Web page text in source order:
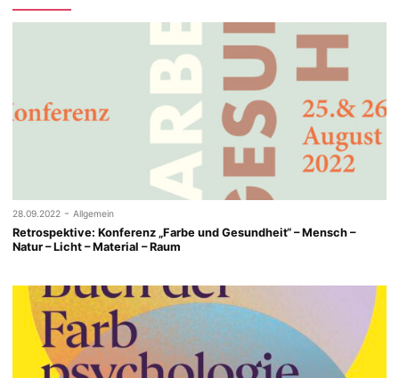
28.09.2022 - Allgemein
Retrospektive: Konferenz „Farbe und Gesundheit“ – Mensch –
Natur – Licht – Material – Raum